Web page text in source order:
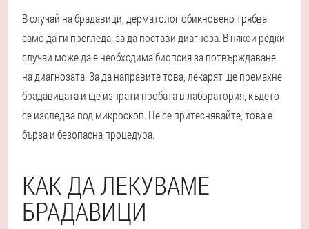
В случай на брадавици, дерматолог обикновено трябва
само да ги прегледа, за да постави диагноза. В някои редки
случаи може да е необходима биопсия за потвърждаване
на диагнозата. За да направите това, лекарят ще премахне
брадавицата и ще изпрати пробата в лаборатория, където
се изследва под микроскоп. Не се притеснявайте, това е
бърза и безопасна процедура.
КАК ДА ЛЕКУВАМЕ
БРАДАВИЦИ